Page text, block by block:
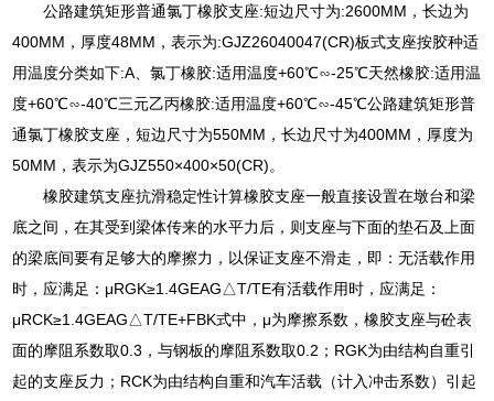
公路建筑矩形普通氯丁橡胶支座:短边尺寸为:2600MM，长边为
400MM，厚度48MM，表示为:GJZ26040047(CR)板式支座按胶种适
用温度分类如下:A、氯丁橡胶:适用温度+60℃∽-25℃天然橡胶:适用温
度+60℃∽-40℃三元乙丙橡胶:适用温度+60℃∽-45℃公路建筑矩形普
通氯丁橡胶支座，短边尺寸为550MM，长边尺寸为400MM，厚度为
50MM，表示为GJZ550×400×50(CR)。
橡胶建筑支座抗滑稳定性计算橡胶支座一般直接设置在墩台和梁
底之间，在其受到梁体传来的水平力后，则支座与下面的垫石及上面
的梁底间要有足够大的摩擦力，以保证支座不滑走，即：无活载作用
时，应满足：μRGK≥1.4GEAG△T/TE有活载作用时，应满足：
μRCK≥1.4GEAG△T/TE+FBK式中，μ为摩擦系数，橡胶支座与砼表
面的摩阻系数取0.3，与钢板的摩阻系数取0.2；RGK为由结构自重引
起的支座反力；RCK为由结构自重和汽车活载（计入冲击系数）引起